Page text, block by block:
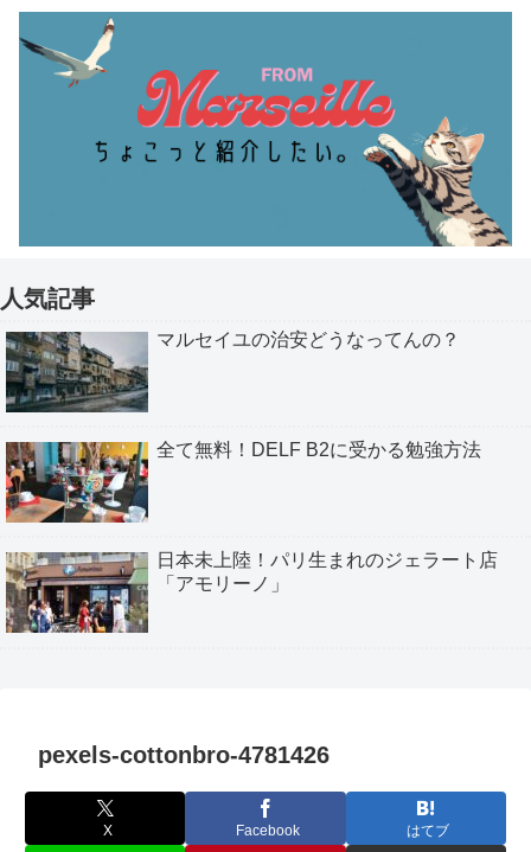
人気記事
マルセイユの治安どうなってんの？
全て無料！DELF B2に受かる勉強方法
日本未上陸！パリ生まれのジェラート店
「アモリーノ」
pexels-cottonbro-4781426
X Facebook はてブ